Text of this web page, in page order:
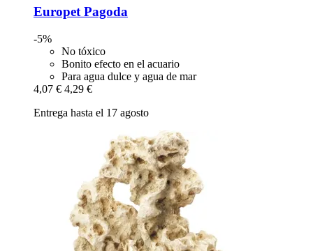
EuropetPagoda
-5%
No tóxico
Bonito efecto en el acuario
Para agua dulce y agua de mar
4,07 € 4,29 €
Entrega hasta el 17 agosto